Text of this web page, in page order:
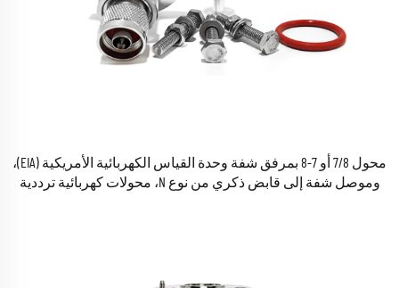
محول 7/8 أو 7-8 بمرفق شفة وحدة القياس الكهربائية الأمريكية (EIA)،
وموصل شفة إلى قابض ذكري من نوع N، محولات كهربائية ترددية